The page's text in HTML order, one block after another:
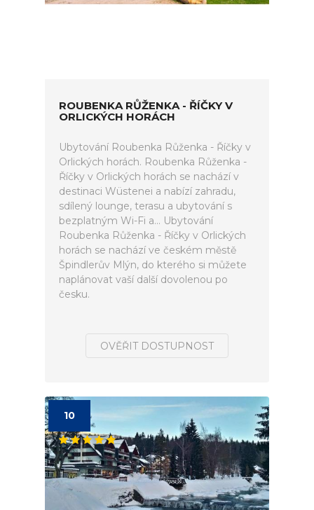
ROUBENKA RŮŽENKA - ŘÍČKY V
ORLICKÝCH HORÁCH
Ubytování Roubenka Růženka - Říčky v
Orlických horách. Roubenka Růženka -
Říčky v Orlických horách se nachází v
destinaci Wüstenei a nabízí zahradu,
sdílený lounge, terasu a ubytování s
bezplatným Wi-Fi a... Ubytování
Roubenka Růženka - Říčky v Orlických
horách se nachází ve českém městě
Špindlerův Mlýn, do kterého si můžete
naplánovat vaší další dovolenou po
česku.
OVĚŘIT DOSTUPNOST
10